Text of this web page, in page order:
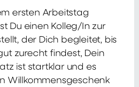
ersten Arbeitstag
Du einen Kolleg/In zur
der Dich begleitet, bis
zurecht findest, Dein
ist startklar und es
Willkommensgeschenk